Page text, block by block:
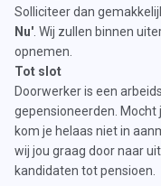
Solliciteer dan
Nu' . Wij zullen binnen
opnemen.
Tot slot
Doorwerker is een
gepensioneerden. Mocht
kom je helaas niet in
wij jou graag door naar
kandidaten tot pensioen.